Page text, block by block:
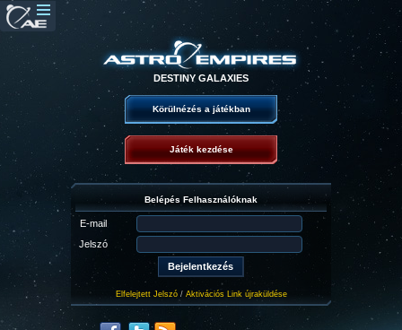
DESTINY GALAXIES
Körülnézés a játékban
Játék kezdése
Belépés Felhasználóknak
E-mail
Jelszó
Elfelejtett Jelszó/ Aktivációs Link újraküldése